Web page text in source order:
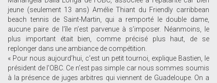
jeune (seulement 13 ans) Amélie Thiant du Friendly carribbean
beach tennis de Saint-Martin, qui a remporté le double dame,
aucune paire de l’île n’est parvenue à s’imposer. Néanmoins, le
plus important était bien, comme précisé plus haut, de se
replonger dans une ambiance de compétition.
« Pour nous aujourd’hui, c’est un petit tournoi, explique Bastien, le
président de l’OBC. Ce n’est pas simple car nous sommes soumis
à la présence de juges arbitres qui viennent de Guadeloupe. On a